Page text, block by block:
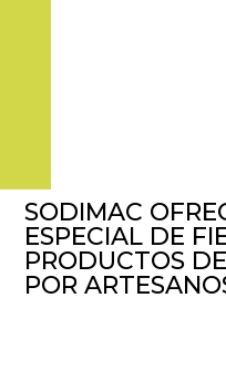
SODIMAC
ESPECIAL DE
PRODUCTOS
POR